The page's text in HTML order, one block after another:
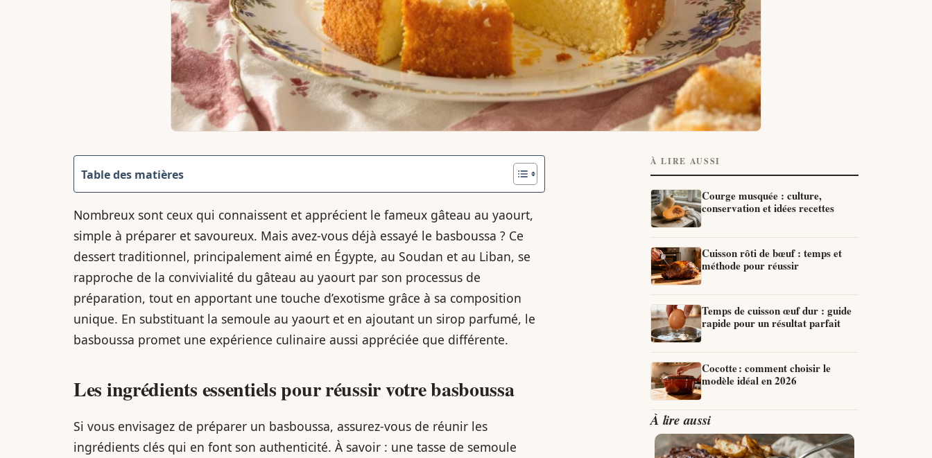
Table des matières
Nombreux sont ceux qui connaissent et apprécient le fameux gâteau au yaourt,
simple à préparer et savoureux. Mais avez-vous déjà essayé le basboussa ? Ce
dessert traditionnel, principalement aimé en Égypte, au Soudan et au Liban, se
rapproche de la convivialité du gâteau au yaourt par son processus de
préparation, tout en apportant une touche d’exotisme grâce à sa composition
unique. En substituant la semoule au yaourt et en ajoutant un sirop parfumé, le
basboussa promet une expérience culinaire aussi appréciée que différente.
Les ingrédients essentiels pour réussir votre basboussa
Si vous envisagez de préparer un basboussa, assurez-vous de réunir les
ingrédients clés qui en font son authenticité. À savoir : une tasse de semoule
À LIRE AUSSI
Courge musquée : culture,
conservation et idées recettes
Cuisson rôti de bœuf : temps et
méthode pour réussir
Temps de cuisson œuf dur : guide
rapide pour un résultat parfait
Cocotte : comment choisir le
modèle idéal en 2026
À lire aussi